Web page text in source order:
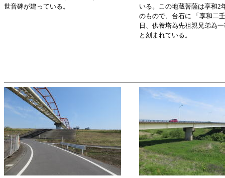
世音碑が建っている。
いる。この地蔵菩薩は享和2
のもので、台石に 「享和二
日、供養塔為先祖親兄弟為
と刻まれている。